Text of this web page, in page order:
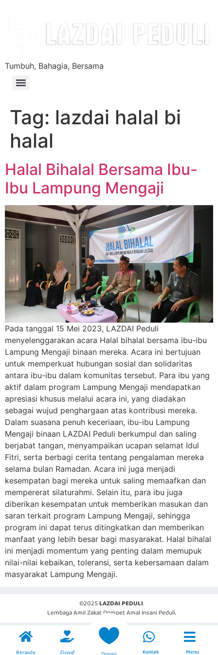
Tumbuh, Bahagia, Bersama
Tag: lazdai halal bi
halal
Halal Bihalal Bersama Ibu-
Ibu Lampung Mengaji
Pada tanggal 15 Mei 2023, LAZDAI Peduli
menyelenggarakan acara Halal bihalal bersama ibu-ibu
Lampung Mengaji binaan mereka. Acara ini bertujuan
untuk memperkuat hubungan sosial dan solidaritas
antara ibu-ibu dalam komunitas tersebut. Para ibu yang
aktif dalam program Lampung Mengaji mendapatkan
apresiasi khusus melalui acara ini, yang diadakan
sebagai wujud penghargaan atas kontribusi mereka.
Dalam suasana penuh keceriaan, ibu-ibu Lampung
Mengaji binaan LAZDAI Peduli berkumpul dan saling
berjabat tangan, menyampaikan ucapan selamat Idul
Fitri, serta berbagi cerita tentang pengalaman mereka
selama bulan Ramadan. Acara ini juga menjadi
kesempatan bagi mereka untuk saling memaafkan dan
mempererat silaturahmi. Selain itu, para ibu juga
diberikan kesempatan untuk memberikan masukan dan
saran terkait program Lampung Mengaji, sehingga
program ini dapat terus ditingkatkan dan memberikan
manfaat yang lebih besar bagi masyarakat. Halal bihalal
ini menjadi momentum yang penting dalam memupuk
nilai-nilai kebaikan, toleransi, serta kebersamaan dalam
masyarakat Lampung Mengaji.
©2025LAZDAI PEDULI.
Lembaga Amil Zakat Dompet Amal Insani Peduli.
Beranda Ziswaf Kontak Menu